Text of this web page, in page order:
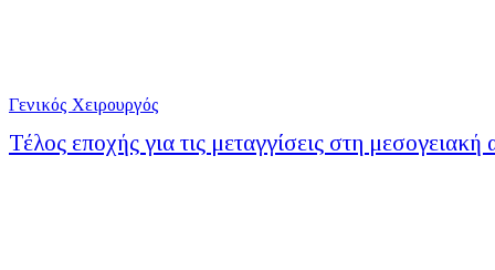
Γενικός Χειρουργός
Τέλος εποχής για τις μεταγγίσεις στη μεσογειακή